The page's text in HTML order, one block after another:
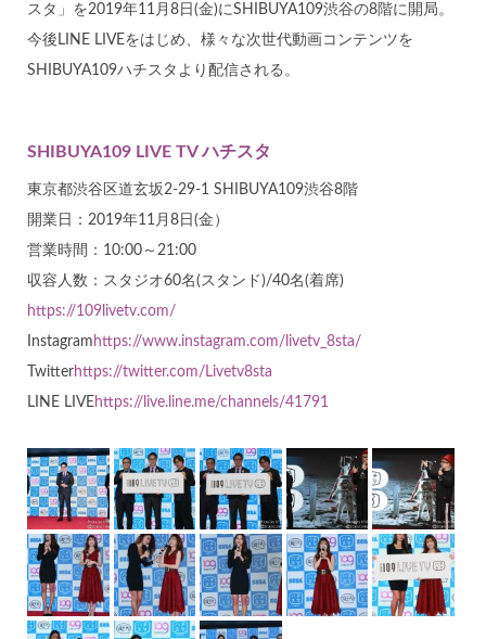
スタ」を2019年11月8日(金)にSHIBUYA109渋谷の8階に開局。
今後LINE LIVEをはじめ、様々な次世代動画コンテンツを
SHIBUYA109ハチスタより配信される。
SHIBUYA109 LIVE TV ハチスタ
東京都渋谷区道玄坂2-29-1 SHIBUYA109渋谷8階
開業日：2019年11月8日(金）
営業時間：10:00～21:00
収容人数：スタジオ60名(スタンド)/40名(着席)
https://109livetv.com/
Instagram https://www.instagram.com/livetv_8sta/
Twitterhttps://twitter.com/Livetv8sta
LINE LIVE https://live.line.me/channels/41791